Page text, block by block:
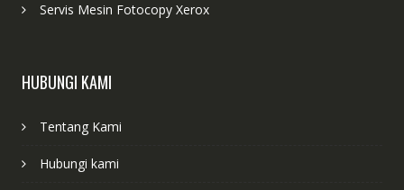
Servis Mesin Fotocopy Xerox
HUBUNGI KAMI
Tentang Kami
Hubungi kami